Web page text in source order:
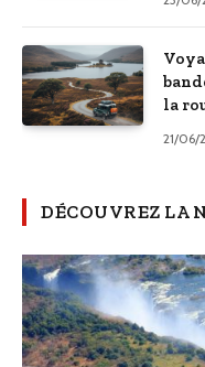
la
21/06/
DÉCOUVREZ LA